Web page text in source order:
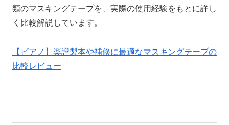
類のマスキングテープを、実際の使用経験をもとに詳し
く比較解説しています。
【ピアノ】楽譜製本や補修に最適なマスキングテープの
比較レビュー